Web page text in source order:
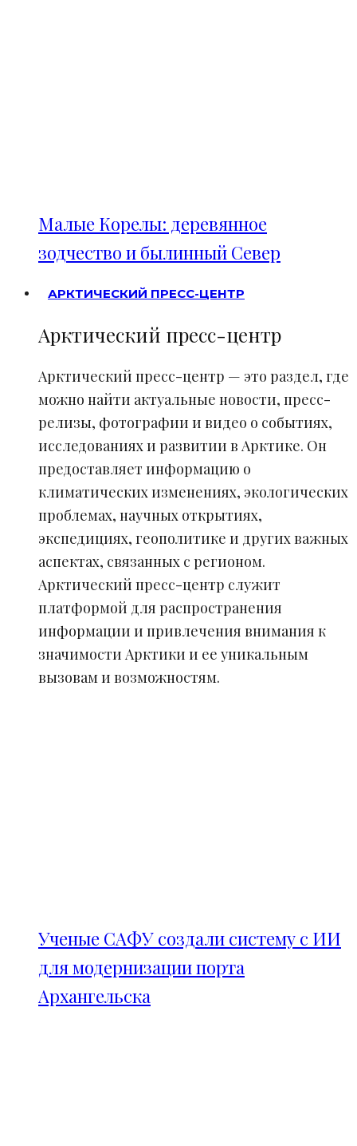
Малые Корелы: деревянное
зодчество и былинный Север
АРКТИЧЕСКИЙ ПРЕСС-ЦЕНТР
Арктический пресс-центр
Арктический пресс-центр — это раздел, где
можно найти актуальные новости, пресс-
релизы, фотографии и видео о событиях,
исследованиях и развитии в Арктике. Он
предоставляет информацию о
климатических изменениях, экологических
проблемах, научных открытиях,
экспедициях, геополитике и других важных
аспектах, связанных с регионом.
Арктический пресс-центр служит
платформой для распространения
информации и привлечения внимания к
значимости Арктики и ее уникальным
вызовам и возможностям.
Ученые САФУ создали систему с ИИ
для модернизации порта
Архангельска